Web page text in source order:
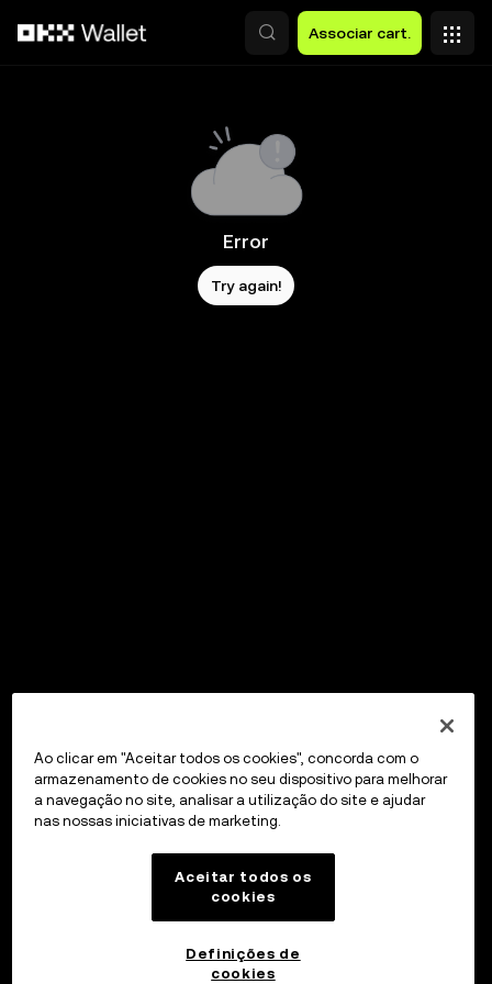
Associar cart.
Error
Try again!
Ao clicar em "Aceitar todos os cookies", concorda com o
armazenamento de cookies no seu dispositivo para melhorar
a navegação no site, analisar a utilização do site e ajudar
nas nossas iniciativas de marketing.
Aceitar todos os
cookies
Definições de
cookies